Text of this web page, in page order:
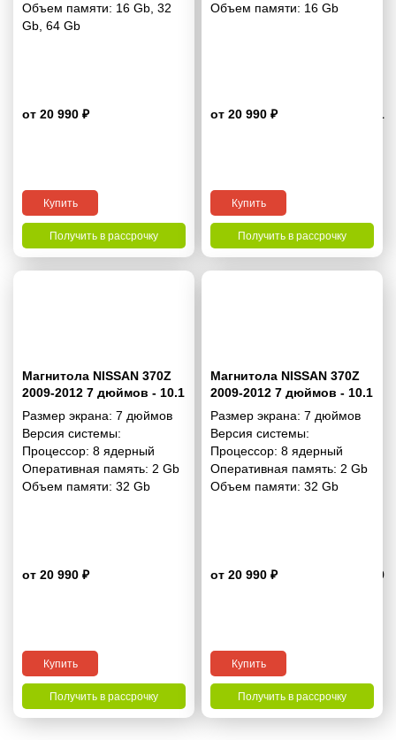
Объем памяти: 16 Gb 32
Gb 64 Gb
от 20 990 ₽ 4.1
Купить
Получить в рассрочку
Объем памяти: 16 Gb
от 20 990 ₽
Купить
Получить в рассрочку
Магнитола NISSAN 370Z
2009-2012 7 дюймов - 10.1
2/32 Гб Simple
Размер экрана: 7 дюймов
Версия системы:
Процессор: 8 ядерный
Оперативная память: 2 Gb
Объем памяти: 32 Gb
от 20 990 ₽ 4.9
Купить
Получить в рассрочку
Магнитола NISSAN 370Z
2009-2012 7 дюймов - 10.1
2/32 Гб Pro
Размер экрана: 7 дюймов
Версия системы:
Процессор: 8 ядерный
Оперативная память: 2 Gb
Объем памяти: 32 Gb
от 20 990 ₽
Купить
Получить в рассрочку